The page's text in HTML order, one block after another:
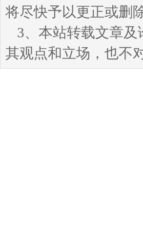
将尽快予以更正或删除
3、本站转载文章
其观点和立场，也不